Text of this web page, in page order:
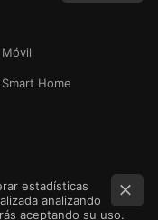
Home
estadísticas
analizando
aceptando su uso.